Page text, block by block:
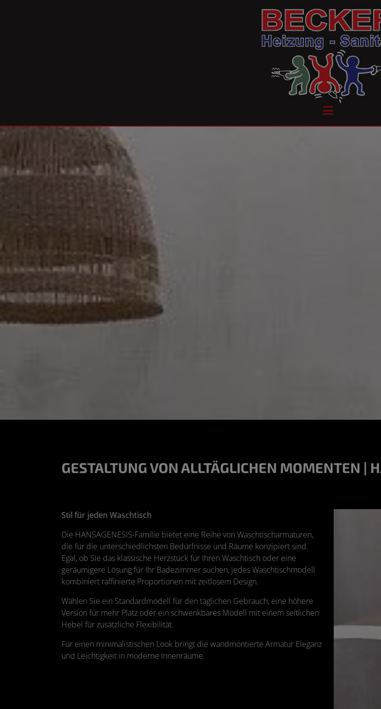
GESTALTUNG VON ALLTÄGLICHEN MOMENTEN |
Stil für jeden Waschtisch
Die HANSAGENESIS-Familie bietet eine Reihe von Waschtischarmaturen,
die für die unterschiedlichsten Bedürfnisse und Räume konzipiert sind.
Egal, ob Sie das klassische Herzstück für Ihren Waschtisch oder eine
geräumigere Lösung für Ihr Badezimmer suchen, jedes Waschtischmodell
kombiniert raffinierte Proportionen mit zeitlosem Design.
Wählen Sie ein Standardmodell für den täglichen Gebrauch, eine höhere
Version für mehr Platz oder ein schwenkbares Modell mit einem seitlichen
Hebel für zusätzliche Flexibilität.
Für einen minimalistischen Look bringt die wandmontierte Armatur Eleganz
und Leichtigkeit in moderne Innenräume.